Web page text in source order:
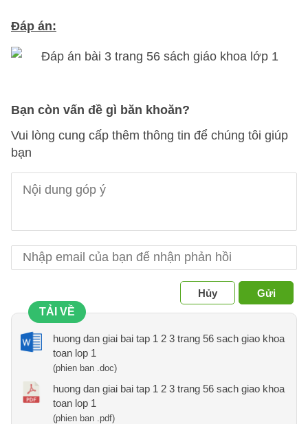
Đáp án:
Bạn còn vấn đề gì băn khoăn?
Vui lòng cung cấp thêm thông tin để chúng tôi giúp
bạn
Hủy
Gửi
TẢI VỀ
huong dan giai bai tap 1 2 3 trang 56 sach giao khoa
toan lop 1
(phien ban .doc)
huong dan giai bai tap 1 2 3 trang 56 sach giao khoa
toan lop 1
(phien ban .pdf)